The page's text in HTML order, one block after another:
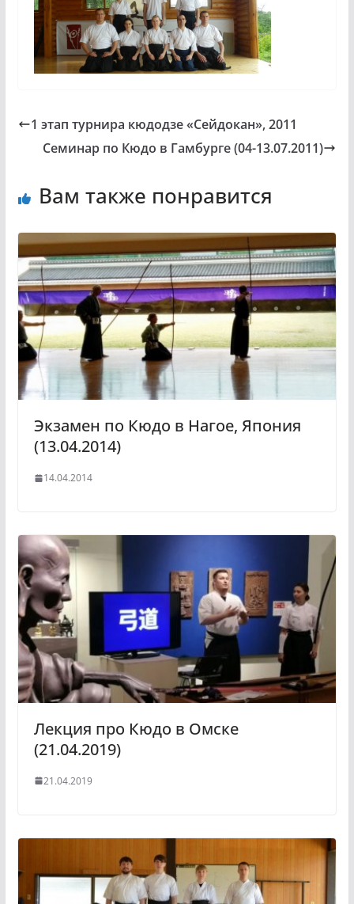
1 этап турнира кюдодзе «Сейдокан», 2011
Семинар по Кюдо в Гамбурге (04-13.07.2011)
Вам также понравится
Экзамен по Кюдо в Нагое, Япония
(13.04.2014)
14.04.2014
Лекция про Кюдо в Омске
(21.04.2019)
21.04.2019